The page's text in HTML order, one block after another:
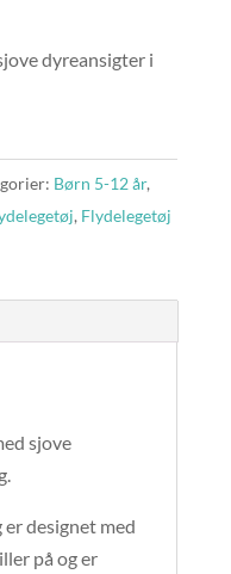
dyreansigter i
Børn 5-12 år,
, Flydelegetøj
sjove
designet med
på og er